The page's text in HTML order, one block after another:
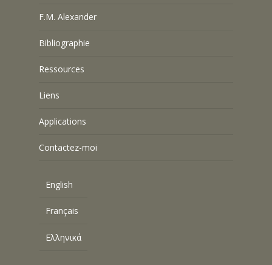
F.M. Alexander
Bibliographie
Ressources
Liens
Applications
Contactez-moi
English
Français
Ελληνικά